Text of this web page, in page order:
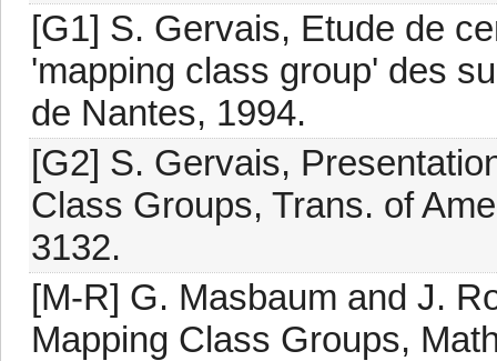
[G1] S. Gervais, Etude de
'mapping class group' des
de Nantes, 1994.
[G2] S. Gervais,
Class Groups, Trans. of
3132.
[M-R] G. Masbaum and J.
Mapping Class Groups,